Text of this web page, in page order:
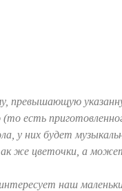
превышающую
есть
у них будет
же цветочки, а
наш